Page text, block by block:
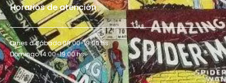
Horarios de atención
Lunes a Sábado 09:00-19:00 hs.
Domingo 14:00-19:00 hs.